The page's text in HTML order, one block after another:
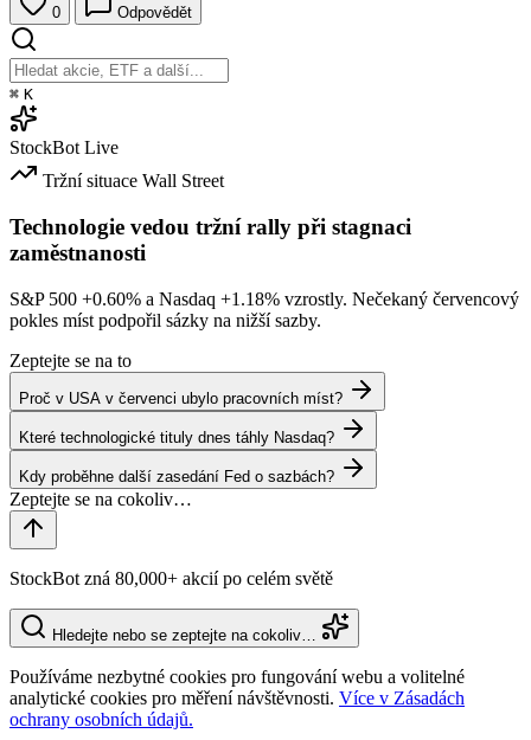
0 Odpovědět
⌘ K
StockBot Live
Tržní situace Wall Street
Technologie vedou tržní rally při stagnaci
zaměstnanosti
S&P 500 +0.60% a Nasdaq +1.18% vzrostly. Nečekaný červencový
pokles míst podpořil sázky na nižší sazby.
Zeptejte se na to
Proč v USA v červenci ubylo pracovních míst?
Které technologické tituly dnes táhly Nasdaq?
Kdy proběhne další zasedání Fed o sazbách?
StockBot zná 80,000+ akcií po celém světě
Hledejte nebo se zeptejte na cokoliv…
Používáme nezbytné cookies pro fungování webu a volitelné
analytické cookies pro měření návštěvnosti. Více v Zásadách
ochrany osobních údajů.